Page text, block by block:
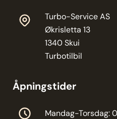
Turbo-Service AS
Økrisletta 13
1340 Skui
Turbotilbil
Åpningstider
Mandag-Torsdag: